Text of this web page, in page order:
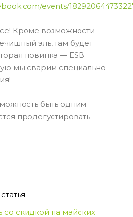
events/
Кроме возможности
эль, там будет
новинка — ESB
мы сварим специально
быть одним
продегустировать
со скидкой на майских